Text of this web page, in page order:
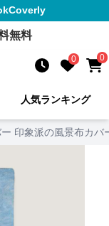
無料
0 0
人気ランキング
印象派の風景布カバ